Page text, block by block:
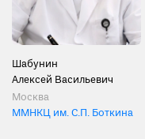
Шабунин
Алексей Васильевич
Москва
ММНКЦ им. С.П. Боткина